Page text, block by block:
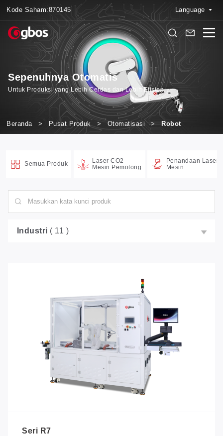
Kode Saham:870145 Language
Sepenuhnya Otomatis
Untuk Produksi yang Lebih Cerdas dan Lebih Efisien
Beranda > Pusat Produk > Otomatisasi > Robot
Semua Produk
Laser CO2
Mesin Pemotong
Penandaan Laser
Mesin
Seri R7
Industri ( 11 )